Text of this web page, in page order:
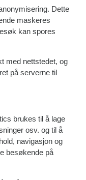
Dette
maskeres
kan spores
med nettstedet, og
på serverne til
brukes til å lage
osv. og til å
navigasjon og
besøkende på